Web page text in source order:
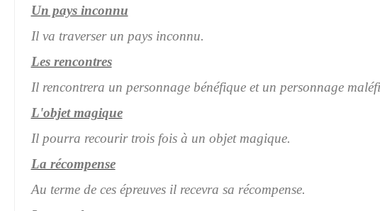
Un pays inconnu
Il va traverser un pays inconnu.
Les rencontres
Il rencontrera un personnage bénéfique et un personnage
L'objet magique
Il pourra recourir trois fois à un objet magique.
La récompense
Au terme de ces épreuves il recevra sa récompense.